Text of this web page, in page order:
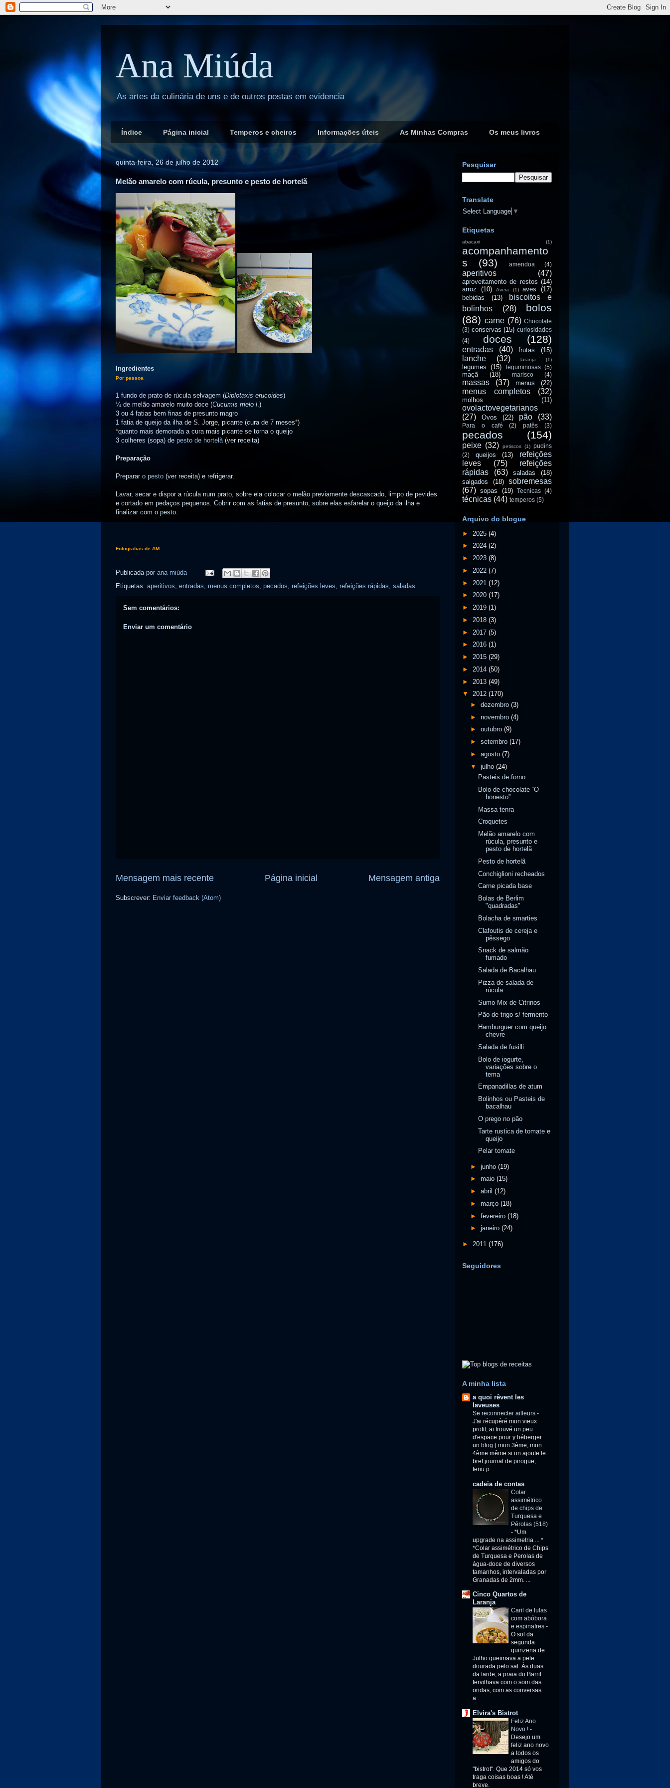
Ana Miúda
As artes da culinária de uns e de outros postas em evidencia
Índice Página inicial Temperos e cheiros Informações úteis As Minhas Compras Os meus livros
quinta-feira, 26 de julho de 2012
Melão amarelo com rúcula, presunto e pesto de hortelã
Ingredientes
Por pessoa
1 fundo de prato de rúcula selvagem (Diplotaxis erucoides)
¼ de melão amarelo muito doce (Cucumis melo l.)
3 ou 4 fatias bem finas de presunto magro
1 fatia de queijo da ilha de S. Jorge, picante (cura de 7 meses*)
*quanto mais demorada a cura mais picante se torna o queijo
3 colheres (sopa) de pesto de hortelã(ver receita)
Preparação
Preparar o pesto (ver receita) e refrigerar.
Lavar, secar e dispor a rúcula num prato, sobre ela colocar o melão previamente descascado, limpo de pevides
e cortado em pedaços pequenos. Cobrir com as fatias de presunto, sobre elas esfarelar o queijo da ilha e
finalizar com o pesto.
Fotografias de AM
Publicada por ana miúda
Etiquetas: aperitivos, entradas, menus completos, pecados, refeições leves, refeições rápidas, saladas
Sem comentários:
Enviar um comentário
Mensagem mais recente Mensagem antiga
Página inicial
Subscrever: Enviar feedback (Atom)
Pesquisar
Translate
Select Language ▼
Etiquetas
abacaxi (1)
acompanhamento
s
(93) amendoa (4)
aperitivos (47)
aproveitamento de restos (14)
arroz
(10) Aveia (1) aves
(17)
bebidas
(13)
biscoitos e
bolinhos
(28)
bolos
(88) carne (76) Chocolate
(3) conservas (15) curiosidades
(4)
doces (128)
entradas (40) frutas (15)
lanche (32) laranja (1)
legumes (15) leguminosas (5)
maçã (18) marisco (4)
massas (37) menus (22)
menus completos (32)
molhos (11)
ovolactovegetarianos
(27)
Ovos (22) pão (33)
Para o café (2) patês (3)
pecados (154)
peixe (32) petiscos (1) pudins
(2)
queijos (13)
refeições
leves
(75)
refeições
rápidas
(63) saladas
(18)
salgados
(18)
sobremesas
(67) sopas (19) Tecnicas (4)
técnicas (44) temperos (5)
Arquivo do blogue
► 2025 (4)
► 2024 (2)
► 2023 (8)
► 2022 (7)
► 2021 (12)
► 2020 (17)
► 2019 (1)
► 2018 (3)
► 2017 (5)
► 2016 (1)
► 2015 (29)
► 2014 (50)
► 2013 (49)
▼ 2012 (170)
► dezembro (3)
► novembro (4)
► outubro (9)
► setembro (17)
► agosto (7)
▼ julho (24)
Pasteis de forno
Bolo de chocolate “O
honesto”
Massa tenra
Croquetes
Melão amarelo com
rúcula, presunto e
pesto de hortelã
Pesto de hortelã
Conchiglioni recheados
Carne picada base
Bolas de Berlim
"quadradas"
Bolacha de smarties
Clafoutis de cereja e
pêssego
Snack de salmão
fumado
Salada de Bacalhau
Pizza de salada de
rúcula
Sumo Mix de Citrinos
Pão de trigo s/ fermento
Hamburguer com queijo
chevre
Salada de fusilli
Bolo de iogurte,
variações sobre o
tema
Empanadillas de atum
Bolinhos ou Pasteis de
bacalhau
O prego no pão
Tarte rustica de tomate e
queijo
Pelar tomate
► junho (19)
► maio (15)
► abril (12)
► março (18)
► fevereiro (18)
► janeiro (24)
► 2011 (176)
Seguidores
A minha lista
a quoi rêvent les
laveuses
Se reconnecter ailleurs -
J'ai récupéré mon vieux
profil, ai trouvé un peu
d'espace pour y héberger
un blog ( mon 3ème, mon
4ème même si on ajoute le
bref journal de pirogue,
tenu p...
cadeia de contas
Colar
assimétrico
de chips de
Turquesa e
Pérolas (518)
- *Um
upgrade na assimetria ... *
*Colar assimétrico de Chips
de Turquesa e Perolas de
água-doce de diversos
tamanhos, intervaladas por
Granadas de 2mm. ...
Cinco Quartos de
Laranja
Caril de lulas
com abóbora
e espinafres -
O sol da
segunda
quinzena de
Julho queimava a pele
dourada pelo sal. Às duas
da tarde, a praia do Barril
fervilhava com o som das
ondas, com as conversas
a...
Elvira's Bistrot
Feliz Ano
Novo ! -
Desejo um
feliz ano novo
a todos os
amigos do
"bistrot". Que 2014 só vos
traga coisas boas ! Até
breve.